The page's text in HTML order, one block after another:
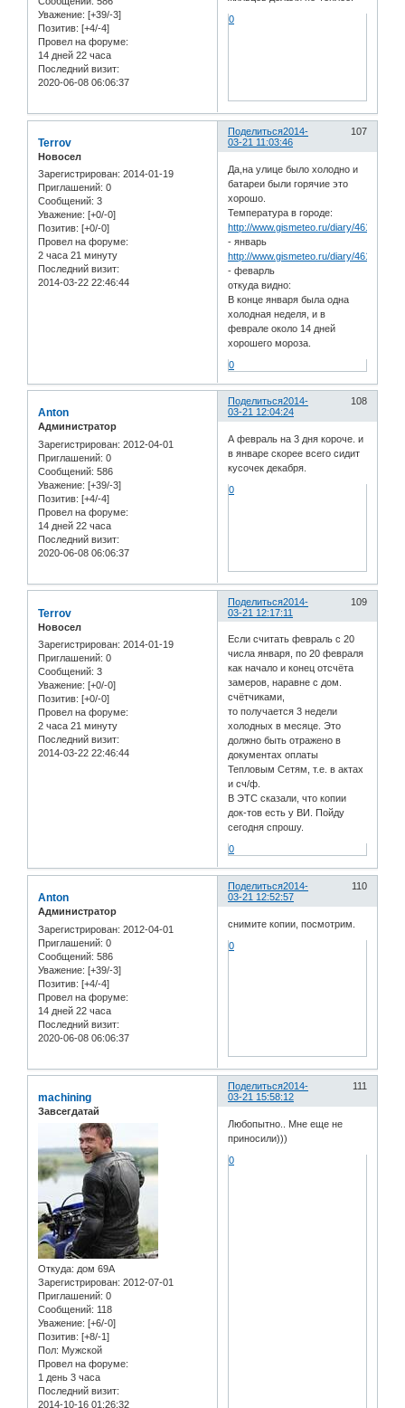
Уважение: [+39/-3]
Позитив: [+4/-4]
Провел на форуме:
14 дней 22 часа
Последний визит:
2020-06-08 06:06:37
0
Поделиться 107
2014-
03-21 11:03:46
Terrov
Новосел
Зарегистрирован: 2014-01-19
Приглашений: 0
Сообщений: 3
Уважение: [+0/-0]
Позитив: [+0/-0]
Провел на форуме:
2 часа 21 минуту
Последний визит:
2014-03-22 22:46:44
Да,на улице было холодно и
батареи были горячие это
хорошо.
Температура в городе:
http://www.gismeteo.ru/diary/4618/2014/
- январь
http://www.gismeteo.ru/diary/4618/2014/
- феварль
откуда видно:
В конце января была одна
холодная неделя, и в
феврале около 14 дней
хорошего мороза.
0
Поделиться 108
2014-
03-21 12:04:24
Anton
Администратор
Зарегистрирован: 2012-04-01
Приглашений: 0
Сообщений: 586
Уважение: [+39/-3]
Позитив: [+4/-4]
Провел на форуме:
14 дней 22 часа
Последний визит:
2020-06-08 06:06:37
А февраль на 3 дня короче. и
в январе скорее всего сидит
кусочек декабря.
0
Поделиться 109
2014-
03-21 12:17:11
Terrov
Новосел
Зарегистрирован: 2014-01-19
Приглашений: 0
Сообщений: 3
Уважение: [+0/-0]
Позитив: [+0/-0]
Провел на форуме:
2 часа 21 минуту
Последний визит:
2014-03-22 22:46:44
Если считать февраль с 20
числа января, по 20 февраля
как начало и конец отсчёта
замеров, наравне с дом.
счётчиками,
то получается 3 недели
холодных в месяце. Это
должно быть отражено в
документах оплаты
Тепловым Сетям, т.е. в актах
и сч/ф.
В ЭТС сказали, что копии
док-тов есть у ВИ. Пойду
сегодня спрошу.
0
Поделиться 110
2014-
03-21 12:52:57
Anton
Администратор
Зарегистрирован: 2012-04-01
Приглашений: 0
Сообщений: 586
Уважение: [+39/-3]
Позитив: [+4/-4]
Провел на форуме:
14 дней 22 часа
Последний визит:
2020-06-08 06:06:37
снимите копии, посмотрим.
0
Поделиться 111
2014-
03-21 15:58:12
machining
Завсегдатай
Откуда: дом 69А
Зарегистрирован: 2012-07-01
Приглашений: 0
Сообщений: 118
Уважение: [+6/-0]
Позитив: [+8/-1]
Пол: Мужской
Провел на форуме:
1 день 3 часа
Последний визит:
2014-10-16 01:26:32
Любопытно.. Мне еще не
приносили)))
0